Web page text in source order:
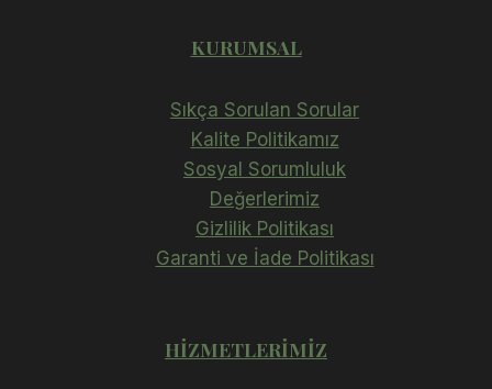
KURUMSAL
Sıkça Sorulan Sorular
Kalite Politikamız
Sosyal Sorumluluk
Değerlerimiz
Gizlilik Politikası
Garanti ve İade Politikası
HIZMETLERIMIZ